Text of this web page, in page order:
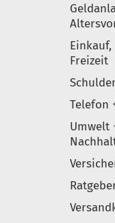
Einkauf,
Freizeit
Telefon
Umwelt